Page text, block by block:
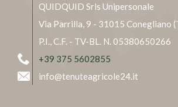
QUIDQUID Srls Unipersonale
Via Parrilla, 9 - 31015 Conegliano
P.I., C.F. - TV-BL. N. 05380650266
+39 375 5602855
info@tenuteagricole24.it